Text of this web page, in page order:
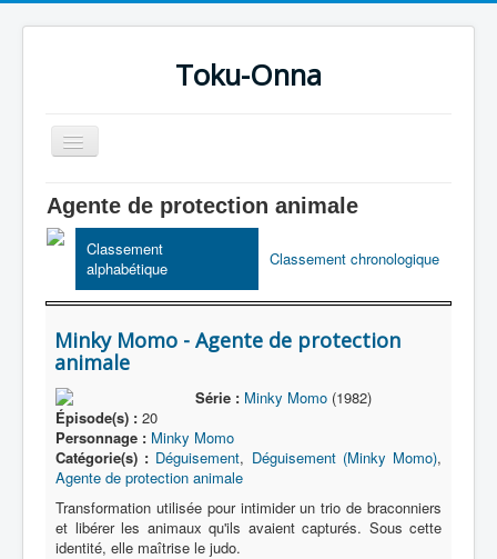
Toku-Onna
Basculer
la
Accueil
Toku-Actrices
Toku-Critiques
Séries
Films
COSAA
Dessins
Artiste Asperger
Lexique
Série
Agente de protection animale
Classement
alphabétique
Classement chronologique
Minky Momo - Agente de protection
animale
Série : Minky Momo(1982)
Épisode(s) : 20
Personnage : Minky Momo
Catégorie(s) : Déguisement, Déguisement (Minky Momo),
Agente de protection animale
Transformation utilisée pour intimider un trio de braconniers
et libérer les animaux qu'ils avaient capturés. Sous cette
identité, elle maîtrise le judo.